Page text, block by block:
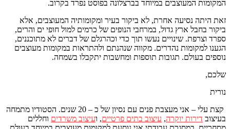
המקומות המעוצבים במיוחד בברצלונה בפוסט נפרד בקרוב.
זאת היתה נסיעה אחרת, לא ביקור בעיר ומקומותיה המעוצבים, אלא
ביקור בחבל ארץ גדול, במרחבי הנופים של כרמים למול חופי ים והרים,
ספרד וצרפת. שינויים נעשו תוך כדי וכהרגלם של דברים לא מתוכננים,
הגענו למקומות נהדרים. מקווה שנהנתם ולהתראות במקומות מעוצבים
נוספים בעולם. תגובות תוספות ומחשבות יתקבלו בשמחה.
שלכם,
נורית
קצת עלי – אני מעצבת פנים עם נסיון של כ – 20 שנים. הסטודיו מתמחה
בעיצובדירות יוקרה,עיצוב בתים פרטיים, ו עיצוב משרדיםוחללים